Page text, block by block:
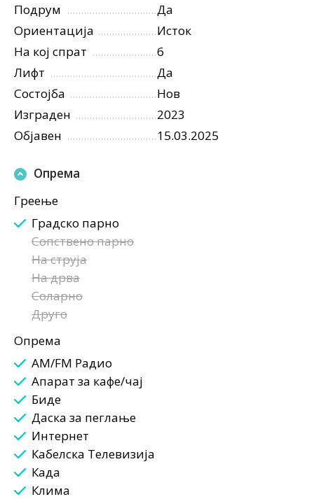
Подрум
Да
Ориентација
Исток
На кој спрат
6
Лифт
Да
Состојба
Нов
Изграден
2023
Објавен
15.03.2025
Опрема
Греење
Градско парно
Сопствено парно
На струја
На дрва
Соларно
Друго
Опрема
AM/FM Радио
Апарат за кафе/чај
Биде
Даска за пеглање
Интернет
Кабелска Телевизија
Када
Клима